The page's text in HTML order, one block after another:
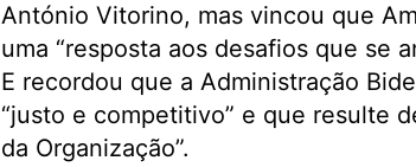
António Vitorino, mas vincou que
uma “resposta aos desafios que se
E recordou que a Administração
“justo e competitivo” e que resulte
da Organização”.